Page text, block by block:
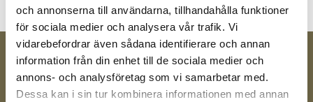
och annonserna till användarna, tillhandahålla funktioner
för sociala medier och analysera vår trafik. Vi
vidarebefordrar även sådana identifierare och annan
information från din enhet till de sociala medier och
annons- och analysföretag som vi samarbetar med.
Dessa kan i sin tur kombinera informationen med annan
FÅ TIPS OM NYHETER!
Din e-post